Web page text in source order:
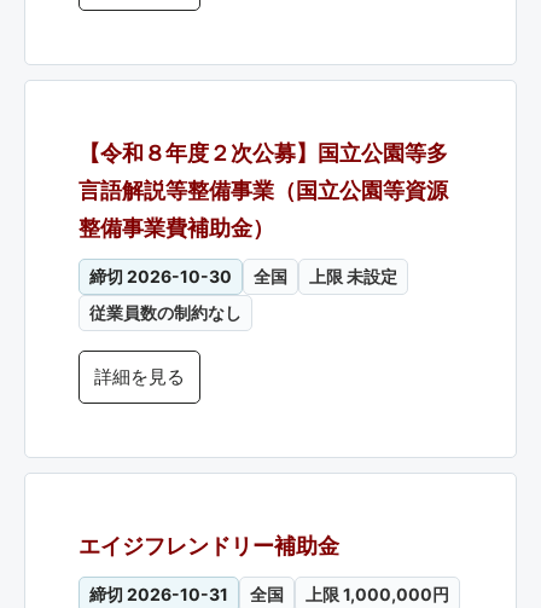
【令和８年度２次公募】国立公園等多
言語解説等整備事業（国立公園等資源
整備事業費補助金）
締切 2026-10-30 全国
上限 未設定
従業員数の制約なし
詳細を見る
エイジフレンドリー補助金
締切 2026-10-31 全国
上限 1,000,000円